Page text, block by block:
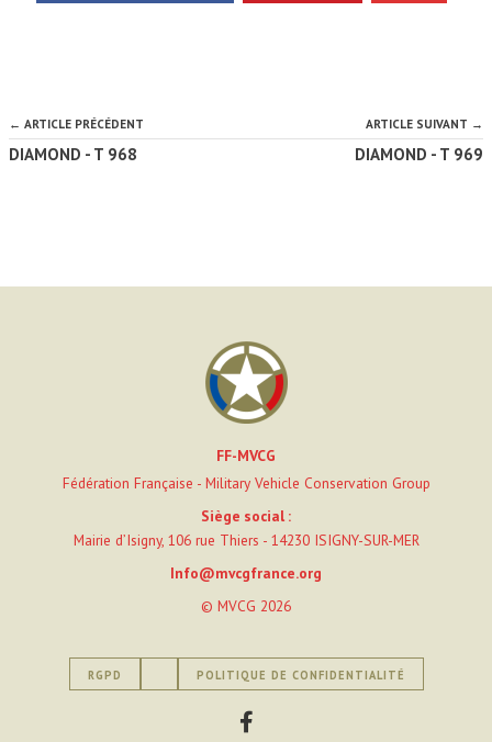
← ARTICLE PRÉCÉDENT
DIAMOND - T 968
ARTICLE SUIVANT →
DIAMOND - T 969
FF-MVCG
Fédération Française - Military Vehicle Conservation Group
Siège social :
Mairie d’Isigny, 106 rue Thiers - 14230 ISIGNY-SUR-MER
Info@mvcgfrance.org
© MVCG 2026
RGPD POLITIQUE DE CONFIDENTIALITÉ